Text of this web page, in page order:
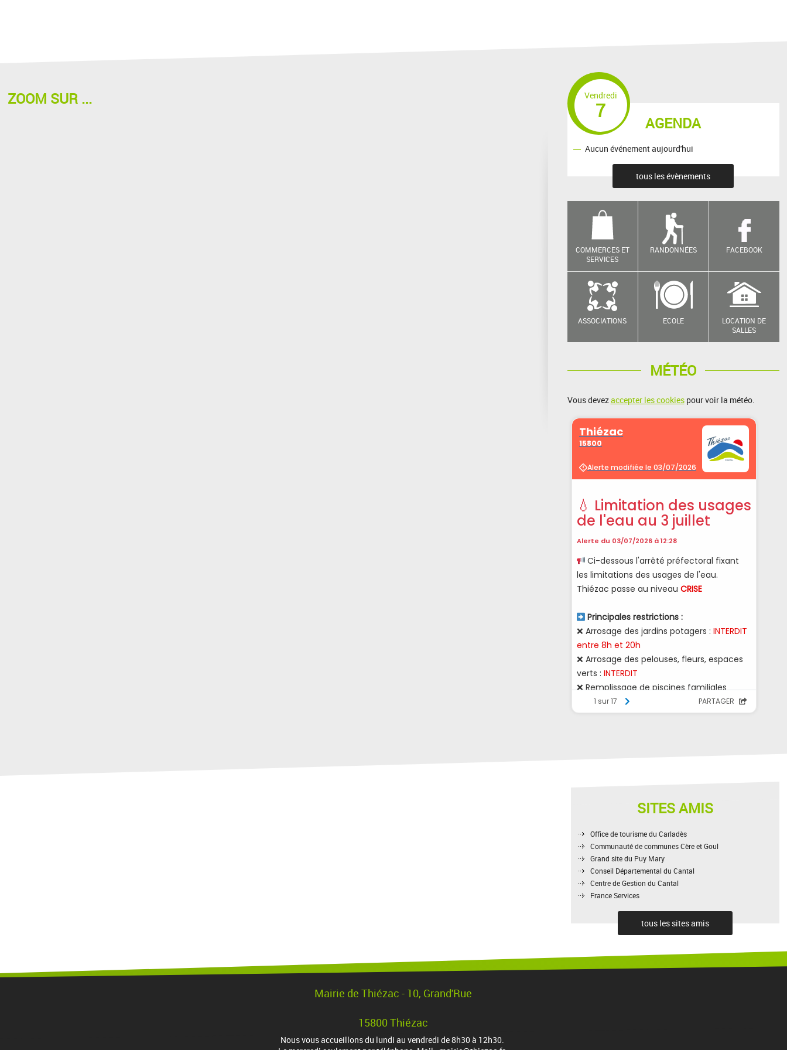
ZOOM SUR ...
AGENDA
Vendredi
7
Aucun événement aujourd'hui
tous les évènements
COMMERCES ET
SERVICES
RANDONNÉES FACEBOOK
ASSOCIATIONS ECOLE
LOCATION DE
SALLES
MÉTÉO
Vous devezaccepter les cookiespour voir la météo.
SITES AMIS
Office de tourisme du Carladès
Communauté de communes Cère et Goul
Grand site du Puy Mary
Conseil Départemental du Cantal
Centre de Gestion du Cantal
France Services
tous les sites amis
Mairie de Thiézac - 10, Grand'Rue
15800 Thiézac
Nous vous accueillons du lundi au vendredi de 8h30 à 12h30.